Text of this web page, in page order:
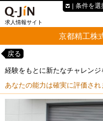
求人情報サイト
京都精工株
戻る
経験をもとに新たなチャレンジ
あなたの能力は確実に評価され
条件を選